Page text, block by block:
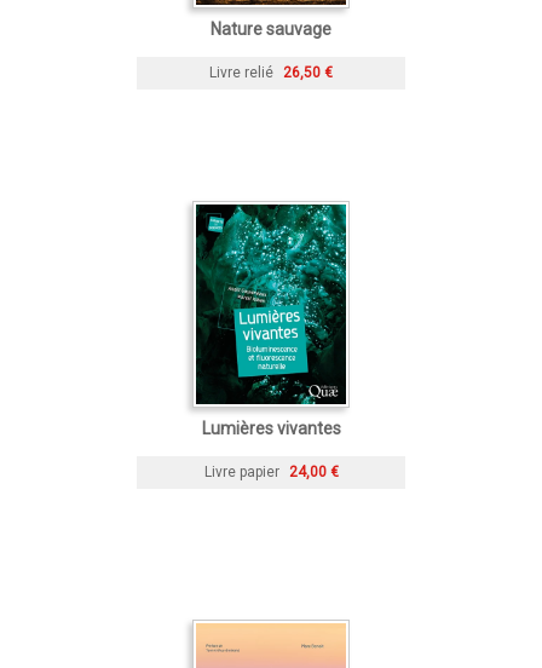
Nature sauvage
Livre relié 26,50 €
Lumières vivantes
Livre papier 24,00 €